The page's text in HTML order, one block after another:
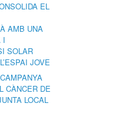
EL
AMB UNA
I
SOLAR
JOVE
CÀNCER DE
LOCAL